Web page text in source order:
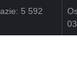
5 592